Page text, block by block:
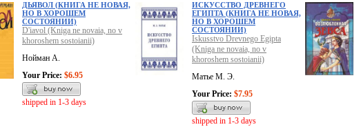
ДЬЯВОЛ (КНИГА НЕ НОВАЯ,
НО В ХОРОШЕМ
СОСТОЯНИИ)
D'iavol (Kniga ne novaia, no v
khoroshem sostoianii)
Нойман А.
Your Price: $6.95
shipped in 1-3 days
ИСКУССТВО ДРЕВНЕГО
ЕГИПТА (КНИГА НЕ НОВАЯ,
НО В ХОРОШЕМ
СОСТОЯНИИ)
Iskusstvo Drevnego Egipta
(Kniga ne novaia, no v
khoroshem sostoianii)
Матье М. Э.
Your Price: $7.95
shipped in 1-3 days